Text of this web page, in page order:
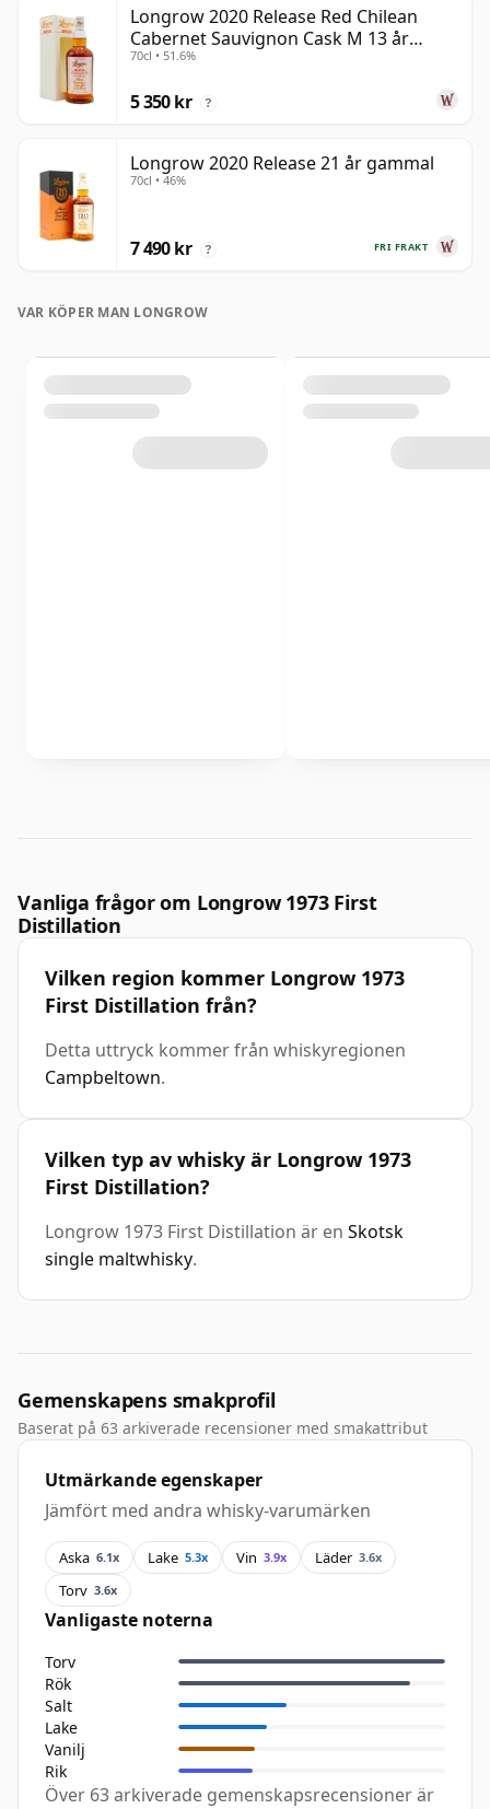
Longrow 2020 Release Red Chilean
Cabernet Sauvignon Cask M 13 år
gammal
70cl • 51.6%
5 350 kr ?
Longrow 2020 Release 21 år gammal
70cl • 46%
FRI FRAKT
7 490 kr ?
VAR KÖPER MAN LONGROW
Vanliga frågor om Longrow 1973 First
Distillation
Vilken region kommer Longrow 1973
First Distillation från?
Detta uttryck kommer från whiskyregionen
Campbeltown.
Vilken typ av whisky är Longrow 1973
First Distillation?
Longrow 1973 First Distillation är en Skotsk
single maltwhisky.
Gemenskapens smakprofil
Baserat på 63 arkiverade recensioner med smakattribut
Utmärkande egenskaper
Jämfört med andra whisky-varumärken
Aska 6.1x Lake 5.3x Vin 3.9x Läder 3.6x
Torv 3.6x
Vanligaste noterna
Torv
Rök
Salt
Lake
Vanilj
Rik
Över 63 arkiverade gemenskapsrecensioner är